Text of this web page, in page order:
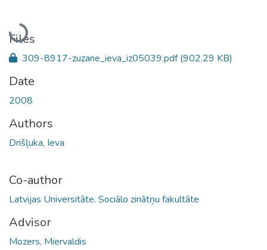
Loading...
Files
309-8917-zuzane_ieva_iz05039.pdf(902.29 KB)
Date
2008
Authors
Drišļuka, Ieva
Co-author
Latvijas Universitāte. Sociālo zinātņu fakultāte
Advisor
Mozers, Miervaldis